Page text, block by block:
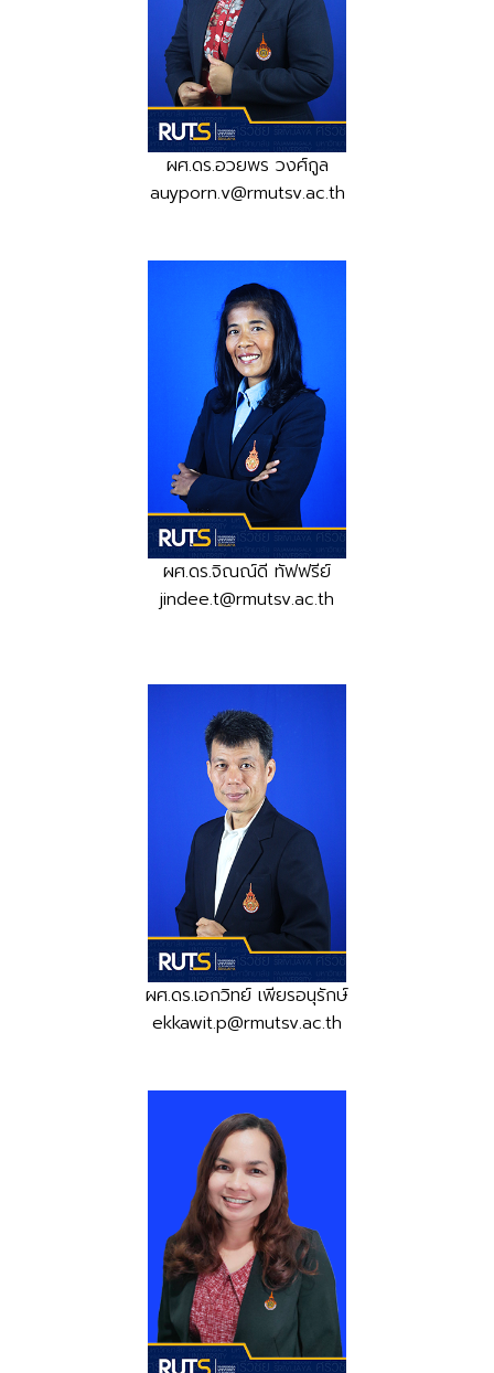
ผศ.ดร.อวยพร วงศ์กูล
auyporn.v@rmutsv.ac.th
ผศ.ดร.จิณณ์ดี ทัฟฟรีย์
jindee.t@rmutsv.ac.th
ผศ.ดร.เอกวิทย์ เพียรอนุรักษ์
ekkawit.p@rmutsv.ac.th